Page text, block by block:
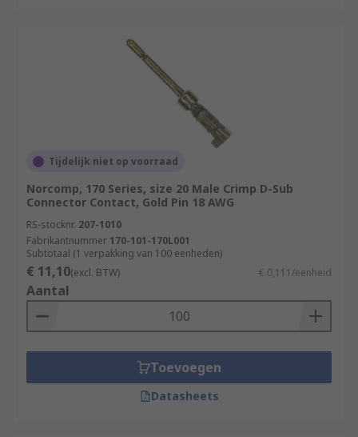
Tijdelijk niet op voorraad
Norcomp, 170 Series, size 20 Male Crimp D-Sub
Connector Contact, Gold Pin 18 AWG
RS-stocknr. 207-1010
Fabrikantnummer 170-101-170L001
Subtotaal (1 verpakking van 100 eenheden)
€ 11,10(excl. BTW) € 0,111/eenheid
Aantal
Toevoegen
Datasheets